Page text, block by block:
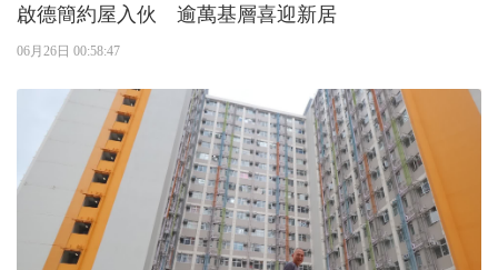
啟德簡約屋入伙 逾萬基層喜迎新居
06月26日 00:58:47